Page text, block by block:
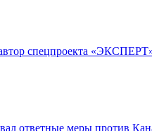
спецпроекта